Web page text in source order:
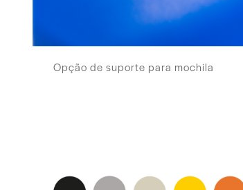
Opção de suporte para mochila